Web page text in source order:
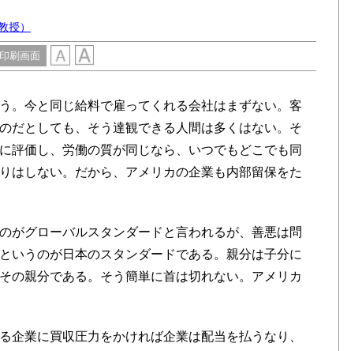
授）
印刷画面
。今と同じ給料で雇ってくれる会社はまずない。客
だとしても、そう達観できる人間は多くはない。そ
評価し、労働の質が同じなら、いつでもどこでも同
はしない。だから、アメリカの企業も内部留保をた
がグローバルスタンダードと言われるが、善悪は問
いうのが日本のスタンダードである。親分は子分に
の親分である。そう簡単に首は切れない。アメリカ
業に買収圧力をかければ企業は配当を払うなり、